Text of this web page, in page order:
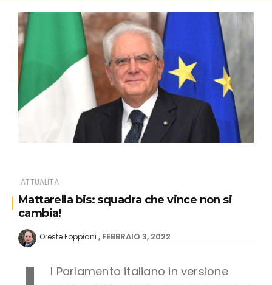
ATTUALITÀ
Mattarella bis: squadra che vince non si
cambia!
Oreste Foppiani FEBBRAIO 3, 2022
l Parlamento italiano in versione